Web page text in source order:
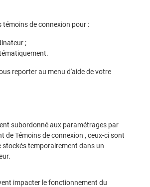
de connexion pour :
;
reporter au menu d'aide de votre
subordonné aux paramétrages par
de Témoins de connexion , ceux-ci sont
temporairement dans un
impacter le fonctionnement du